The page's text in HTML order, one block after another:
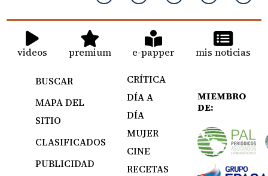
videos premium e-papper mis noticias
BUSCAR
MAPA DEL
SITIO
CLASIFICADOS
PUBLICIDAD
CRÍTICA
DÍA A
DÍA
MUJER
CINE
RECETAS
MIEMBRO
DE: